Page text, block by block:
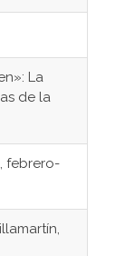
La
de la
febrero-